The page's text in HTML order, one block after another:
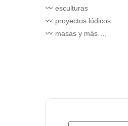
esculturas
proyectos lúdicos
masas y más….